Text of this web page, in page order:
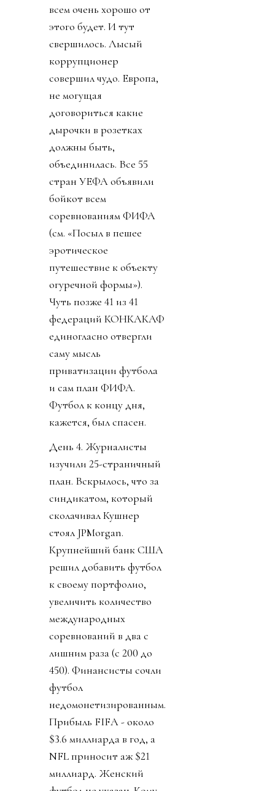
всем очень хорошо от
этого будет. И тут
свершилось. Лысый
коррупционер
совершил чудо. Европа,
не могущая
договориться какие
дырочки в розетках
должны быть,
объединилась. Все 55
стран УЕФА объявили
бойкот всем
соревнованиям ФИФА
(см. «Посыл в пешее
эротическое
путешествие к объекту
огуречной формы»).
Чуть позже 41 из 41
федераций КОНКАКАФ
единогласно отвергли
саму мысль
приватизации футбола
и сам план ФИФА.
Футбол к концу дня,
кажется, был спасен.
День 4. Журналисты
изучили 25-страничный
план. Вскрылось, что за
синдикатом, который
сколачивал Кушнер
стоял JPMorgan.
Крупнейший банк США
решил добавить футбол
к своему портфолио,
увеличить количество
международных
соревнований в два с
лишним раза (с 200 до
450). Финансисты сочли
футбол
недомонетизированным.
Прибыль FIFA - около
$3.6 миллиарда в год, а
NFL приносит аж $21
миллиард. Женский